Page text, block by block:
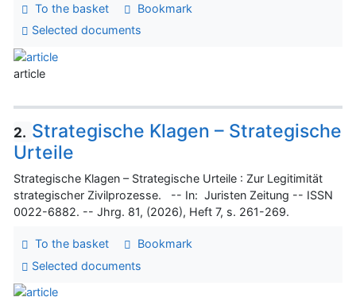
To the basket
Bookmark
Selected documents
article
2. Strategische Klagen – Strategische
Urteile
Strategische Klagen – Strategische Urteile : Zur Legitimität
strategischer Zivilprozesse. -- In: Juristen Zeitung -- ISSN
0022-6882. -- Jhrg. 81, (2026), Heft 7, s. 261-269.
To the basket
Bookmark
Selected documents